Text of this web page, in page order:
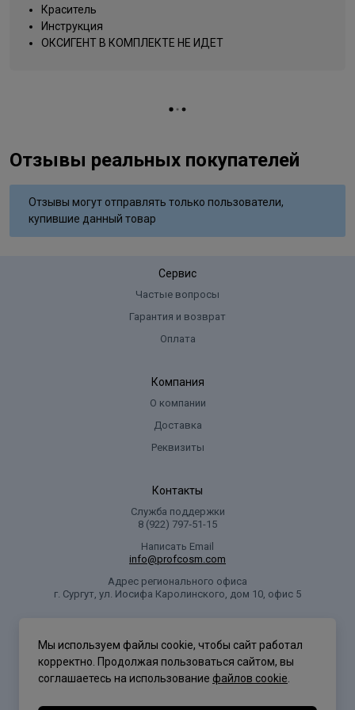
Название цвета
Вид деятельности
Краситель
Инструкция
ОКСИГЕНТ В КОМПЛЕКТЕ НЕ ИДЕТ
Отзывы реальных покупателей
Отзывы могут отправлять только пользователи,
купившие данный товар
Сервис
Частые вопросы
Гарантия и возврат
Оплата
Компания
О компании
Доставка
Реквизиты
Контакты
Служба поддержки
8 (922) 797‑51-15
Написать Email
info@profcosm.com
Адрес регионального офиса
г. Сургут, ул. Иосифа Каролинского, дом 10, офис 5
Мы используем файлы cookie, чтобы сайт работал
корректно. Продолжая пользоваться сайтом, вы
соглашаетесь на использование файлов cookie